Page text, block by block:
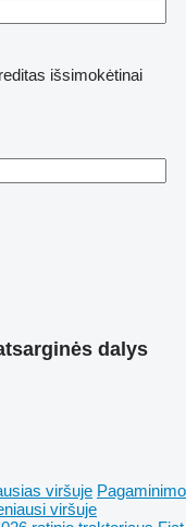
išsimokėtinai
dalys
viršuje Pagaminimo
viršuje